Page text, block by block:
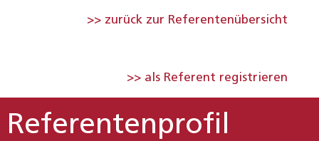
>> zurück zur Referentenübersicht
>> als Referent registrieren
Referentenprofil